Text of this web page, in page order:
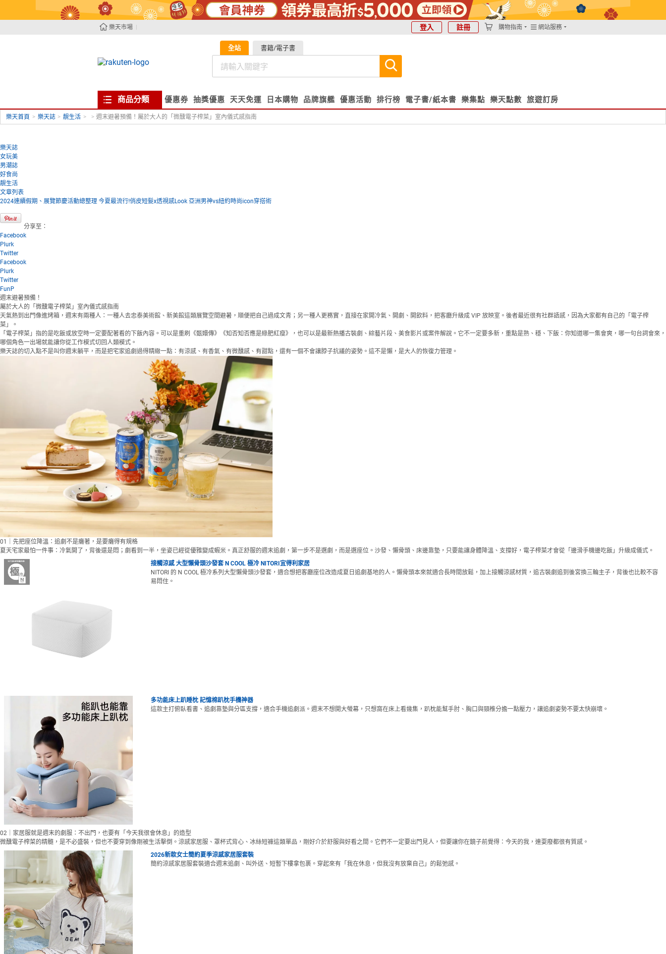
樂天市場 登入 註冊 購物指南 網站服務
全站 書籍/電子書
商品分類 優惠券 抽獎優惠 天天免運 日本購物 品牌旗艦 優惠活動 排行榜 電子書/紙本書 樂集點 樂天點數 旅遊訂房
樂天首頁 > 樂天誌 > 靚生活 > > 週末避暑預備！屬於大人的「微醺電子榨菜」室內儀式感指南
樂天誌
女玩美
男潮誌
好食尚
靚生活
文章列表
2024連續假期、展覽節慶活動總整理 今夏最流行!俏皮短髮x透視感Look 亞洲男神vs紐約時尚icon穿搭術
分享至：
Facebook
Plurk
Twitter
Facebook
Plurk
Twitter
FunP
週末避暑預備！
屬於大人的「微醺電子榨菜」室內儀式感指南
天氣熱到出門像進烤箱，週末有兩種人：一種人去忠泰美術館、新美館這類展覽空間避暑，順便把自己過成文青；另一種人更務實，直接在家開冷氣、開劇、開飲料，把客廳升級成 VIP 放映室。後者最近很有社群語感，因為大家都有自己的「電子榨
菜」。
「電子榨菜」指的是吃飯或放空時一定要配著看的下飯內容。可以是重刷《甄嬛傳》《知否知否應是綠肥紅瘦》，也可以是最新熱播古裝劇、綜藝片段、美食影片或案件解說。它不一定要多新，重點是熟、穩、下飯：你知道哪一集會爽，哪一句台詞會來，
哪個角色一出場就能讓你從工作模式切回人類模式。
樂天誌的切入點不是叫你週末躺平，而是把宅家追劇過得精緻一點：有涼感、有香氣、有微醺感、有甜點，還有一個不會讓脖子抗議的姿勢。這不是懶，是大人的恢復力管理。
01｜先把座位降溫：追劇不是癱著，是要癱得有規格
夏天宅家最怕一件事：冷氣開了，背後還是悶；劇看到一半，坐姿已經從優雅變成蝦米。真正舒服的週末追劇，第一步不是選劇，而是選座位。沙發、懶骨頭、床邊靠墊，只要能讓身體降溫、支撐好，電子榨菜才會從「邊滑手機邊吃飯」升級成儀式。
接觸涼感 大型懶骨頭沙發套 N COOL 極冷 NITORI宜得利家居
NITORI 的 N COOL 極冷系列大型懶骨頭沙發套，適合想把客廳座位改造成夏日追劇基地的人。懶骨頭本來就適合長時間放鬆，加上接觸涼感材質，追古裝劇追到後宮換三輪主子，背後也比較不容
易悶住。
多功能床上趴睡枕 記憶棉趴枕手機神器
這款主打俯臥看書、追劇靠墊與分區支撐，適合手機追劇派。週末不想開大螢幕，只想窩在床上看幾集，趴枕能幫手肘、胸口與頸椎分擔一點壓力，讓追劇姿勢不要太快崩壞。
02｜家居服就是週末的劇服：不出門，也要有「今天我很會休息」的造型
微醺電子榨菜的精髓，是不必盛裝，但也不要穿到像剛被生活擊倒。涼感家居服、罩杯式背心、冰絲短褲這類單品，剛好介於舒服與好看之間。它們不一定要出門見人，但要讓你在鏡子前覺得：今天的我，連耍廢都很有質感。
2026新款女士簡約夏季涼感家居服套裝
簡約涼感家居服套裝適合週末追劇、叫外送、短暫下樓拿包裹。穿起來有「我在休息，但我沒有放棄自己」的鬆弛感。